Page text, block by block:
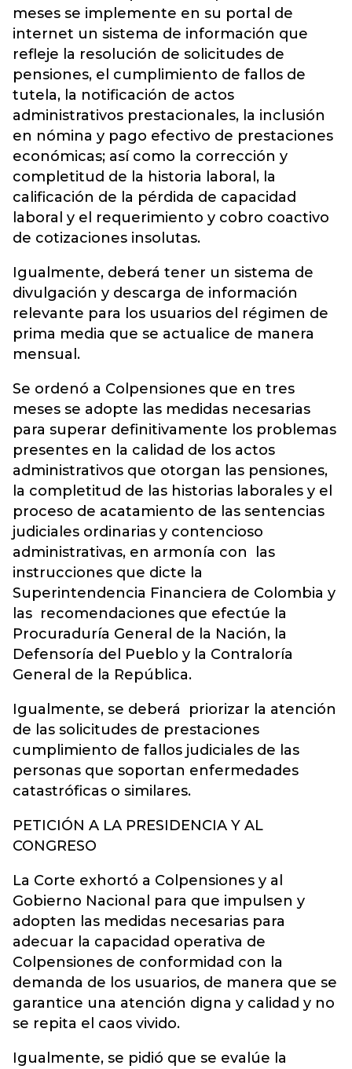
meses se implemente en su portal de
internet un sistema de información que
refleje la resolución de solicitudes de
pensiones, el cumplimiento de fallos de
tutela, la notificación de actos
administrativos prestacionales, la inclusión
en nómina y pago efectivo de prestaciones
económicas; así como la corrección y
completitud de la historia laboral, la
calificación de la pérdida de capacidad
laboral y el requerimiento y cobro coactivo
de cotizaciones insolutas.
Igualmente, deberá tener un sistema de
divulgación y descarga de información
relevante para los usuarios del régimen de
prima media que se actualice de manera
mensual.
Se ordenó a Colpensiones que en tres
meses se adopte las medidas necesarias
para superar definitivamente los problemas
presentes en la calidad de los actos
administrativos que otorgan las pensiones,
la completitud de las historias laborales y el
proceso de acatamiento de las sentencias
judiciales ordinarias y contencioso
administrativas, en armonía con las
instrucciones que dicte la
Superintendencia Financiera de Colombia y
las recomendaciones que efectúe la
Procuraduría General de la Nación, la
Defensoría del Pueblo y la Contraloría
General de la República.
Igualmente, se deberá priorizar la atención
de las solicitudes de prestaciones
cumplimiento de fallos judiciales de las
personas que soportan enfermedades
catastróficas o similares.
PETICIÓN A LA PRESIDENCIA Y AL
CONGRESO
La Corte exhortó a Colpensiones y al
Gobierno Nacional para que impulsen y
adopten las medidas necesarias para
adecuar la capacidad operativa de
Colpensiones de conformidad con la
demanda de los usuarios, de manera que se
garantice una atención digna y calidad y no
se repita el caos vivido.
Igualmente, se pidió que se evalúe la